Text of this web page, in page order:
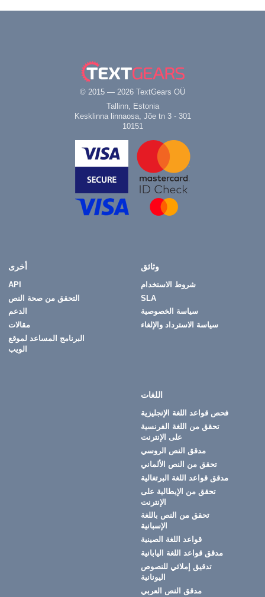
© 2015 — 2026 TextGears OÜ
Tallinn, Estonia
Kesklinna linnaosa, Jõe tn 3 - 301
10151
وثائق
شروط الاستخدام
SLA
سياسة الخصوصية
سياسة الاسترداد والإلغاء
أخرى
API
التحقق من صحة النص
الدعم
مقالات
البرنامج المساعد لموقع
الويب
اللغات
فحص قواعد اللغة الإنجليزية
تحقق من اللغة الفرنسية
على الإنترنت
مدقق النص الروسي
تحقق من النص الألماني
مدقق قواعد اللغة البرتغالية
تحقق من الإيطالية على
الإنترنت
تحقق من النص باللغة
الإسبانية
قواعد اللغة الصينية
مدقق قواعد اللغة اليابانية
تدقيق إملائي للنصوص
اليونانية
مدقق النص العربي